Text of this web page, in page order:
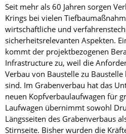
Seit mehr als 60 Jahren sorgen
Krings bei vielen
wirtschaftliche und
sicherheitsrelevanten Aspekten.
kommt der projektbezogenen
Infrastructure zu, weil die
Verbau von Baustelle zu
sind. Im Grabenverbau hat das
neuen Kopfverbaulaufwagen für
Laufwagen übernimmt sowohl
Längsseiten des Grabenverbaus
Stirnseite. Bisher wurden die